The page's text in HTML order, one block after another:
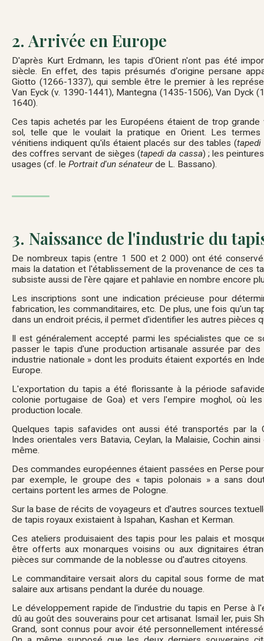
2. Arrivée en Europe
D'après Kurt Erdmann, les tapis d'Orient n'ont pas été
siècle. En effet, des tapis présumés d'origine persane
Giotto (1266-1337), qui semble être le premier à les
Van Eyck (v. 1390-1441), Mantegna (1435-1506), Van Dyck
1640).
Ces tapis achetés par les Européens étaient de trop
sol, telle que le voulait la pratique en Orient. Les termes
vénitiens indiquent qu'ils étaient placés sur des tables (tapedi
des coffres servant de sièges (tapedi da cassa) ; les
usages (cf. le Portrait d'un sénateurde L. Bassano).
3. Naissance de l'industrie du
De nombreux tapis (entre 1 500 et 2 000) ont été
mais la datation et l'établissement de la provenance de ces
subsiste aussi de l'ère qajare et pahlavie en nombre encore
Les inscriptions sont une indication précieuse pour
fabrication, les commanditaires, etc. De plus, une fois qu'un
dans un endroit précis, il permet d'identifier les autres pièces
Il est généralement accepté parmi les spécialistes que ce
passer le tapis d'une production artisanale assurée par
industrie nationale » dont les produits étaient exportés en
Europe.
L'exportation du tapis a été florissante à la période
colonie portugaise de Goa) et vers l'empire moghol, où
production locale.
Quelques tapis safavides ont aussi été transportés par la
Indes orientales vers Batavia, Ceylan, la Malaisie, Cochin
même.
Des commandes européennes étaient passées en Perse
par exemple, le groupe des « tapis polonais » a sans
certains portent les armes de Pologne.
Sur la base de récits de voyageurs et d'autres sources
de tapis royaux existaient à Ispahan, Kashan et Kerman.
Ces ateliers produisaient des tapis pour les palais et
être offerts aux monarques voisins ou aux dignitaires
pièces sur commande de la noblesse ou d'autres citoyens.
Le commanditaire versait alors du capital sous forme de
salaire aux artisans pendant la durée du nouage.
Le développement rapide de l'industrie du tapis en Perse à
dû au goût des souverains pour cet artisanat. Ismaïl Ier, puis
Grand, sont connus pour avoir été personnellement